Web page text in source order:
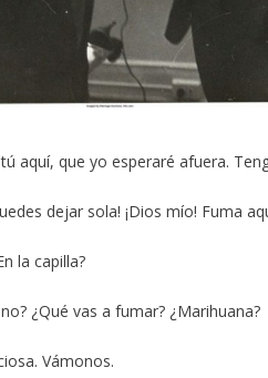
aquí, que yo esperaré afuera.
dejar sola! ¡Dios mío! Fuma
la capilla?
¿Qué vas a fumar? ¿Marihuana?
Vámonos.